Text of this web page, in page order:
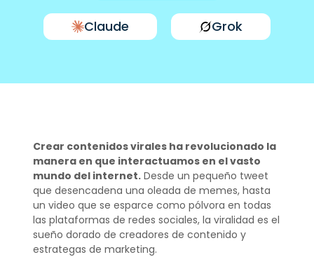
Claude Grok
Crear contenidos virales ha revolucionado la
manera en que interactuamos en el vasto
mundo del internet.Desde un pequeño tweet
que desencadena una oleada de memes, hasta
un video que se esparce como pólvora en todas
las plataformas de redes sociales, la viralidad es el
sueño dorado de creadores de contenido y
estrategas de marketing.